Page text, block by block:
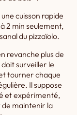
cuisson rapide
2 min seulement,
du pizzaïolo.
revanche plus de
surveiller le
tourner chaque
Il suppose
et expérimenté,
de maintenir la